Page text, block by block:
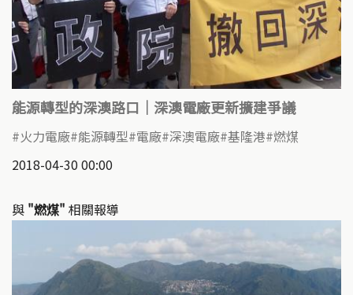
能源轉型的深澳路口｜深澳電廠更新擴建爭議
火力電廠 能源轉型 電廠 深澳電廠 基隆港 燃煤
2018-04-30 00:00
與 "燃煤" 相關報導